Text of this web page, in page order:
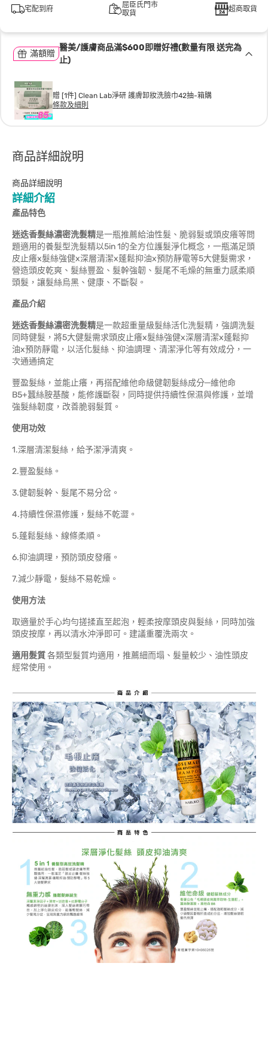
宅配到府
屈臣氏門市
取貨
超商取貨
滿額贈
醫美/護膚商品滿$600即贈好禮(數量有限 送完為
止)
贈 [1件] Clean Lab淨研 護膚卸妝洗臉巾42抽-箱購
條款及細則
商品詳細說明
商品詳細說明
詳細介紹
產品特色
迷迭香髮絲濃密洗髮精是一瓶推薦給油性髮、脆弱髮或頭皮癢等問
題適用的養髮型洗髮精以5in 1的全方位護髮淨化概念，一瓶滿足頭
皮止癢x髮絲強健x深層清潔x蓬鬆抑油x預防靜電等5大健髮需求，
營造頭皮乾爽、髮絲豐盈、髮幹強韌、髮尾不毛燥的無重力感柔順
頭髮，讓髮絲烏黑、健康、不斷裂。
產品介紹
迷迭香髮絲濃密洗髮精是一款超重量級髮絲活化洗髮精，強調洗髮
同時健髮，將5大健髮需求頭皮止癢x髮絲強健x深層清潔x蓬鬆抑
油x預防靜電，以活化髮絲、抑油調理、清潔淨化等有效成分，一
次通通搞定
豐盈髮絲，並能止癢，再搭配維他命級健韌髮絲成分─維他命
B5+蠶絲胺基酸，能修護斷裂，同時提供持續性保濕與修護，並增
強髮絲韌度，改善脆弱髮質。
使用功效
1.深層清潔髮絲，給予潔淨清爽。
2.豐盈髮絲。
3.健韌髮幹、髮尾不易分岔。
4.持續性保濕修護，髮絲不乾澀。
5.蓬鬆髮絲、線條柔順。
6.抑油調理，預防頭皮發癢。
7.減少靜電，髮絲不易乾燥。
使用方法
取適量於手心均勻搓揉直至起泡，輕柔按摩頭皮與髮絲，同時加強
頭皮按摩，再以清水沖淨即可。建議重覆洗兩次。
適用髮質各類型髮質均適用，推薦細而塌、髮量較少、油性頭皮
經常使用。